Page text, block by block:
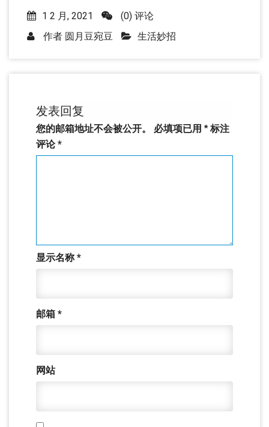
1 2 月, 2021
(0) 评论
作者 圆月豆宛豆 生活妙招
发表回复
您的邮箱地址不会被公开。 必填项已用 * 标注
评论*
显示名称*
邮箱 *
网站